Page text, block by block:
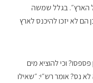
הארץ״. בגלל שמשה
לא יזכו להיכנס לארץ
וכי להוציא מים
נס? אומר רש״י: ״שאילו